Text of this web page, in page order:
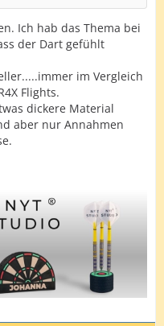
Ich hab das Thema bei
der Dart gefühlt
im Vergleich
Flights.
dickere Material
aber nur Annahmen